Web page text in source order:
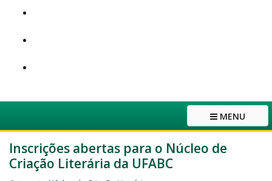
MENU
Inscrições abertas para o Núcleo de
Criação Literária da UFABC